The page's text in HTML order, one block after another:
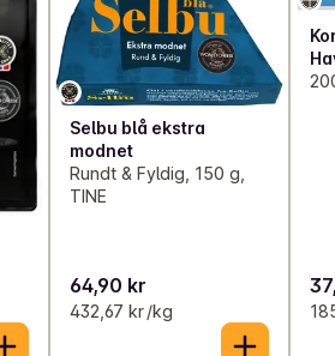
Selbu blå ekstra
modnet
Rundt & Fyldig, 150 g,
TINE
64,90 kr
432,67 kr /kg